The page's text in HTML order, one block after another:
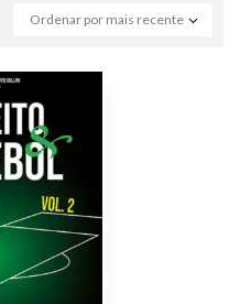
Ordenar por mais recente